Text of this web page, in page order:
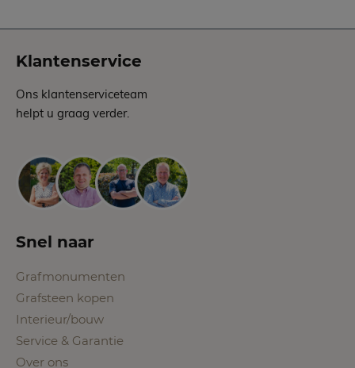
Klantenservice
Ons klantenserviceteam
helpt u graag verder.
Snel naar
Grafmonumenten
Grafsteen kopen
Interieur/bouw
Service & Garantie
Over ons